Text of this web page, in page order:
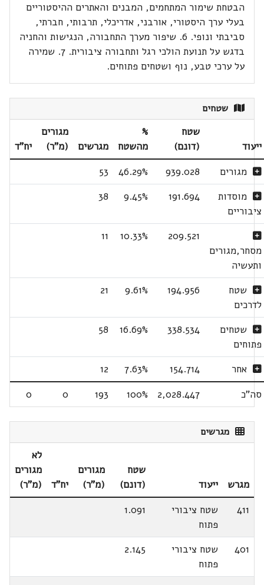
הבטחת שימור המתחמים, המבנים והאתרים ההיסטוריים
בעלי ערך היסטורי, אורבני, אדריכלי, תרבותי, חברתי,
סביבתי ונופי. 6. שיפור מערך התחבורה, הנגישות והחניה
בדגש על תנועת הולכי רגל ותחבורה ציבורית. 7. שמירה
על ערכי טבע, נוף ושטחים פתוחים.
שטחים
ייעוד
שטח
(דונם)
%
מהשטח
מגרשים
מגורים
(מ"ר)
יח"ד
מגורים
939.028
46.29%
53
מוסדות
ציבוריים
191.694
9.45%
38
מסחר,מגורים
ותעשיה
209.521
10.33%
11
שטח
לדרכים
194.956
9.61%
21
שטחים
פתוחים
338.534
16.69%
58
אחר 154.714
7.63%
12
סה"כ
2,028.447
100%
193
0
0
מגרשים
מגרש ייעוד
שטח
(דונם)
מגורים
(מ"ר)
יח"ד
לא
מגורים
(מ"ר)
411
שטח ציבורי
פתוח
1.091
401
שטח ציבורי
פתוח
2.145